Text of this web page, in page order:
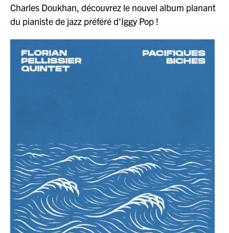
Charles Doukhan, découvrez le nouvel album planant
du pianiste de jazz préféré d'Iggy Pop !